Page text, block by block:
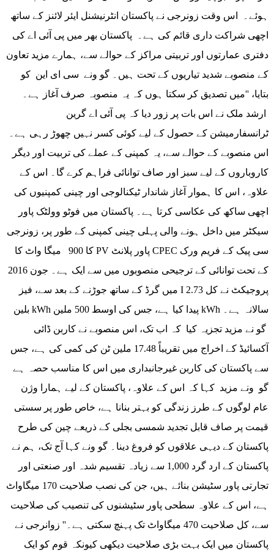
ہوئے۔ اس وقت زونرجی نے پاکستان انٹرنیشنل ایئر لائنز کے ساتھ
اچھی شراکت داری قائم کی ہے۔ پاکستان بھر میں پی آئی اے کی
دفتری عمارتوں اور تربیتی مراکز کے حوالے سے، ہمارے مزید تعاون
کے منصوبے شدید تیاریوں کے تحت ہیں۔ گو ونے سی ای این کو
بتایا، ''میں تصدیق کر سکتا ہوں کہ یہ منصوبہ صرف آغاز ہے۔
ارشد ملک نے اس بات پر زور دیا کہ پی آئی اے گرین
ٹرانسفارمیشن کے حصول کے لیے کوئی کسر نہیں چھوڑ رہی ہے۔
اس منصوبے کے حوالے سے، یہ کمپنی کے عملے کی تربیت اور دیگر
کاروباروں کے لیے سبز اور صاف توانائی فراہم کرے گا۔ اس کے
علاوہ، اس کا ہموار آغاز شاندار ٹیکنالوجی اور چینی کمپنیوں کی
اچھی ساکھ کی عکاسی کرتا ہے۔ پاکستان میں فوٹو وولٹک پاور
سیکٹر میں داخل ہونے والی پہلی چینی کمپنی کے طور پر، زونرجی
کا 900 میگا واٹ کا PV پاور پلانٹ CPEC سی پیک کے فریم ورک
کے تحت توانائی کے ترجیحی منصوبوں میں سے ایک ہے۔ جون 2016
میں گرڈ کے ساتھ جوڑنے کے بعد سے، فیز I پروجیکٹ نے کل 2.73
بلین kWh پیدا کیا ہے، جس کی اوسط 500 ملین kWh سالانہ ہے۔
گو نے مزید تجزیہ کیا کہ اب تک، اس منصوبے نے کاربن ڈائی
آکسائیڈ کے اخراج میں تقریباً 17.48 ملین ٹن کی کمی کی ہے، جس
سے پاکستان کی کاربن غیرجانبداری میں اس کا مناسب حصہ ہے
گو ونے مزید کہا کہ اس کے علاوہ، پاکستان کے لیے ہمارا وژن
عام لوگوں کے طرز زندگی کو بہتر بنانا ہے، خاص طور پر سستی
قیمت پر صاف قابل تجدید شمسی بجلی کے ذریعے چین کی طرح
پاکستان کے دیہی علاقوں کو فروغ دینا۔ گو ونے کہا آج تک، ہم نے
پاکستان کے ارد گرد 1,000 سے زیادہ تقسیم شدہ اور صنعتی اور
تجارتی پاور سٹیشن بنائے ہیں، جن کی نصب صلاحیت 170 میگاواٹ
ہے، اس کے علاوہ سطحی پاور سٹیشنوں کی تنصیب کی صلاحیت
سے، کل صلاحیت 470 میگاواٹ تک پہنچ سکتی ہے۔'' زوانرجی نے
پاکستان میں ایک بہت بڑی صلاحیت دیکھی کیونکہ قوم کو ایک